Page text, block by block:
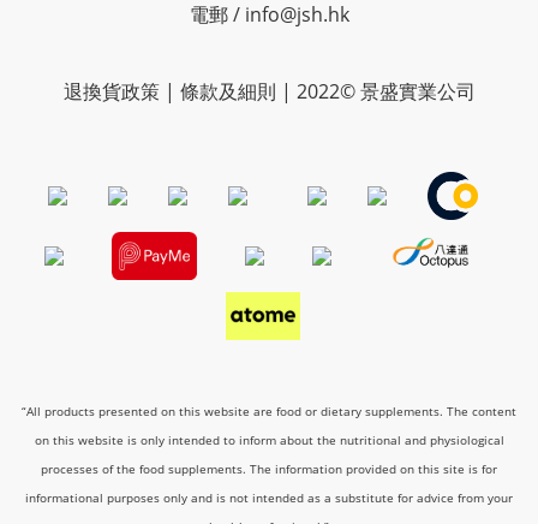
電郵 / info@jsh.hk
退換貨政策 | 條款及細則 | 2022© 景盛實業公司
“All products presented on this website are food or dietary supplements. The content
on this website is only intended to inform about the nutritional and physiological
processes of the food supplements. The information provided on this site is for
informational purposes only and is not intended as a substitute for advice from your